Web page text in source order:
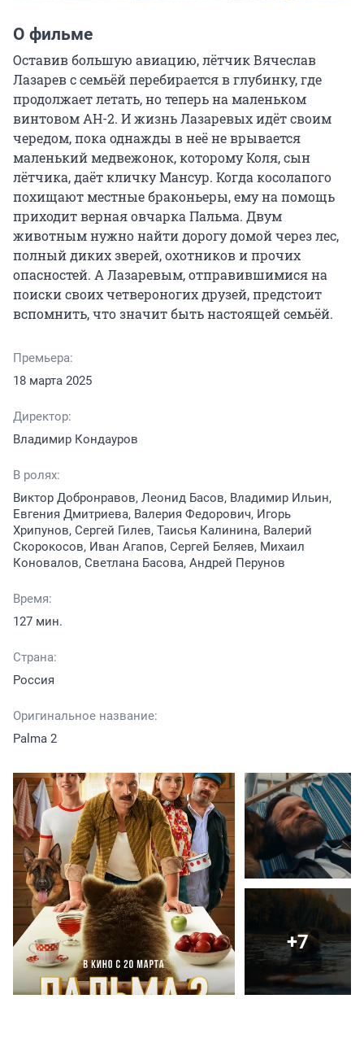
О фильме
Оставив большую авиацию, лётчик Вячеслав
Лазарев с семьёй перебирается в глубинку, где
продолжает летать, но теперь на маленьком
винтовом АН-2. И жизнь Лазаревых идёт своим
чередом, пока однажды в неё не врывается
маленький медвежонок, которому Коля, сын
лётчика, даёт кличку Мансур. Когда косолапого
похищают местные браконьеры, ему на помощь
приходит верная овчарка Пальма. Двум
животным нужно найти дорогу домой через лес,
полный диких зверей, охотников и прочих
опасностей. А Лазаревым, отправившимися на
поиски своих четвероногих друзей, предстоит
вспомнить, что значит быть настоящей семьёй.
Премьера:
18 марта 2025
Директор:
Владимир Кондауров
В ролях:
Виктор Добронравов, Леонид Басов, Владимир Ильин,
Евгения Дмитриева, Валерия Федорович, Игорь
Хрипунов, Сергей Гилев, Таисья Калинина, Валерий
Скорокосов, Иван Агапов, Сергей Беляев, Михаил
Коновалов, Светлана Басова, Андрей Перунов
Время:
127 мин.
Страна:
Россия
Оригинальное название:
Palma 2
+7